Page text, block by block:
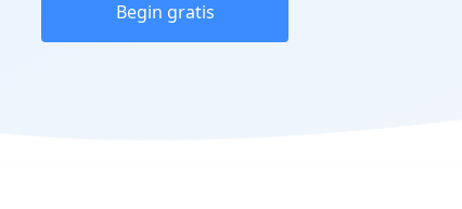
Begin gratis